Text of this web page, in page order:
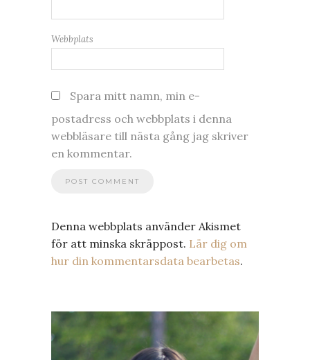
Webbplats
Spara mitt namn, min e-
postadress och webbplats i denna
webbläsare till nästa gång jag skriver
en kommentar.
Denna webbplats använder Akismet
för att minska skräppost. Lär dig om
hur din kommentarsdata bearbetas.